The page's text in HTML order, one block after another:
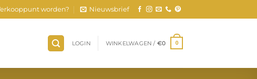
worden? Nieuwsbrief
LOGIN WINKELWAGEN / €0 0